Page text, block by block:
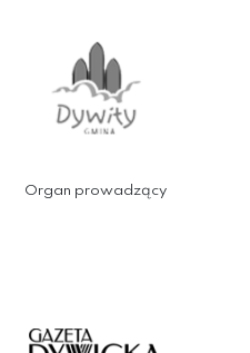
Organ prowadzący